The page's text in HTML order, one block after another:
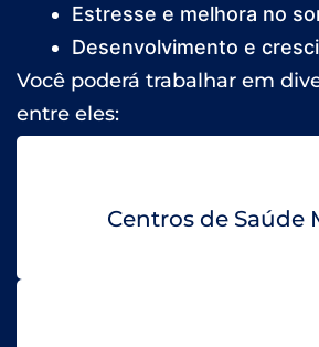
Estresse e melhora no
Desenvolvimento e
Você poderá trabalhar em
entre eles:
Centros de Saúde